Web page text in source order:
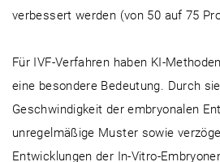
verbessert werden (von 50 auf 75
Für IVF-Verfahren haben KI-
eine besondere Bedeutung. Durch
Geschwindigkeit der embryonalen
unregelmäßige Muster sowie
Entwicklungen der In-Vitro-